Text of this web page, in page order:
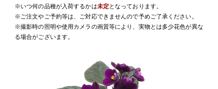
※いつ何の品種が入荷するかは未定となっております。
※ご注文やご予約等は、ご対応できませんので予めご了承ください。
※撮影時の照明や使用カメラの画質等により、実物とは多少花色が異な
る場合がございます。